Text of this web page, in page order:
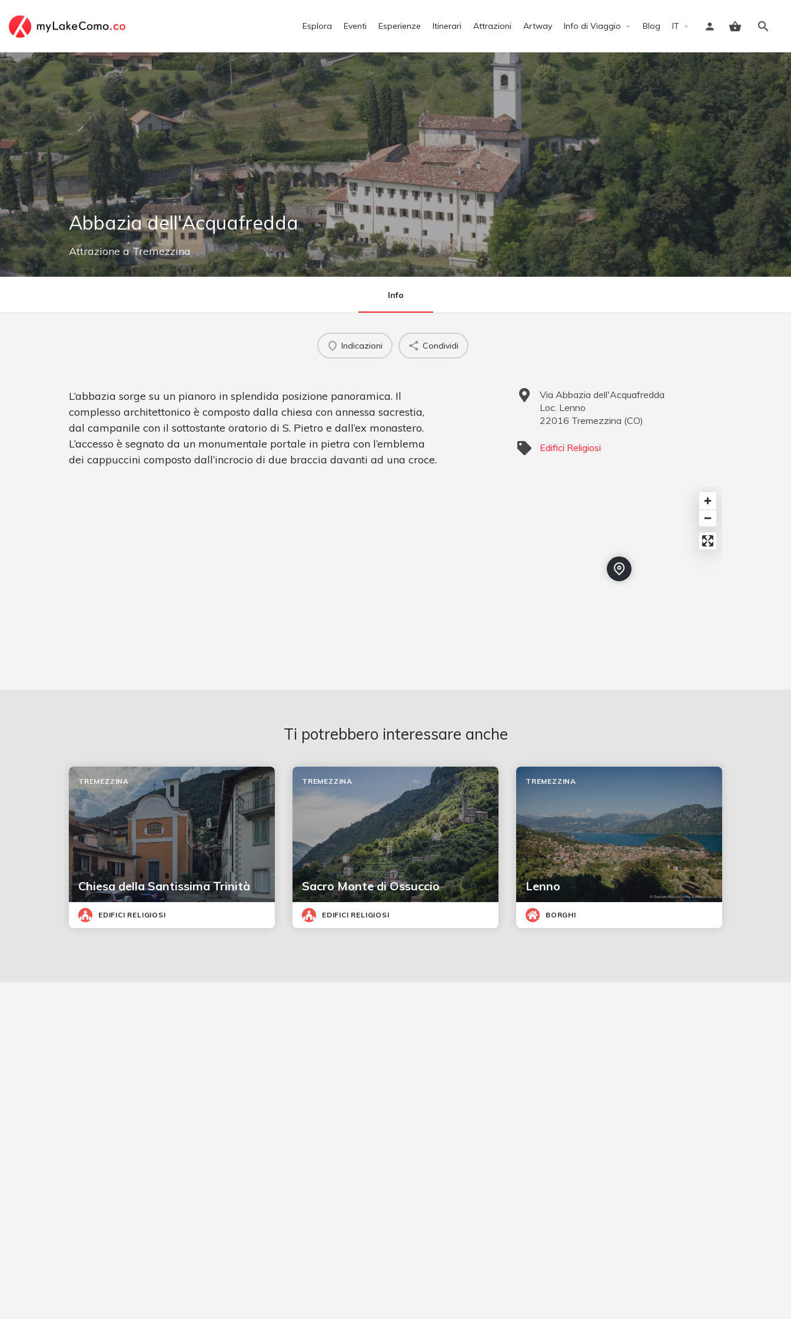
Esplora Eventi Esperienze Itinerari Attrazioni Artway Info di Viaggio Blog IT
Accedi
Abbazia dell'Acquafredda
AttrazioneaTremezzina
Info
Indicazioni Condividi
L’abbazia sorge su un pianoro in splendida posizione panoramica. Il
complesso architettonico è composto dalla chiesa con annessa sacrestia,
dal campanile con il sottostante oratorio di S. Pietro e dall’ex monastero.
L’accesso è segnato da un monumentale portale in pietra con l’emblema
dei cappuccini composto dall’incrocio di due braccia davanti ad una croce.
Via Abbazia dell'Acquafredda
Loc. Lenno
22016 Tremezzina (CO)
Edifici Religiosi
Ti potrebbero interessare anche
Chiesa della Santissima Trinità
TREMEZZINA
EDIFICI RELIGIOSI
Sacro Monte di Ossuccio
TREMEZZINA
EDIFICI RELIGIOSI
Lenno
TREMEZZINA
BORGHI